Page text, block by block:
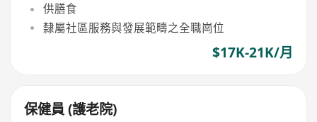
供膳食
隸屬社區服務與發展範疇之全職崗位
$17K-21K/月
保健員 (護老院)